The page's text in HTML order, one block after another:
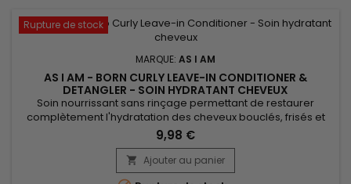
Rupture de stock
MARQUE: AS I AM
AS I AM - BORN CURLY LEAVE-IN CONDITIONER &
DETANGLER - SOIN HYDRATANT CHEVEUX
Soin nourrissant sans rinçage permettant de restaurer
complètement l'hydratation des cheveux bouclés, frisés et
crépus de vos bébés et enfants.&nbsp; As I Am Born Curly
Argan Leave-in Conditioner And Detangler &nbsp;nourrit,
renforce la fibre capillaire, démêle instantanément, définit
les boucles tout en réduisant la casse, les frisottis et
9,98 €
 Ajouter au panier